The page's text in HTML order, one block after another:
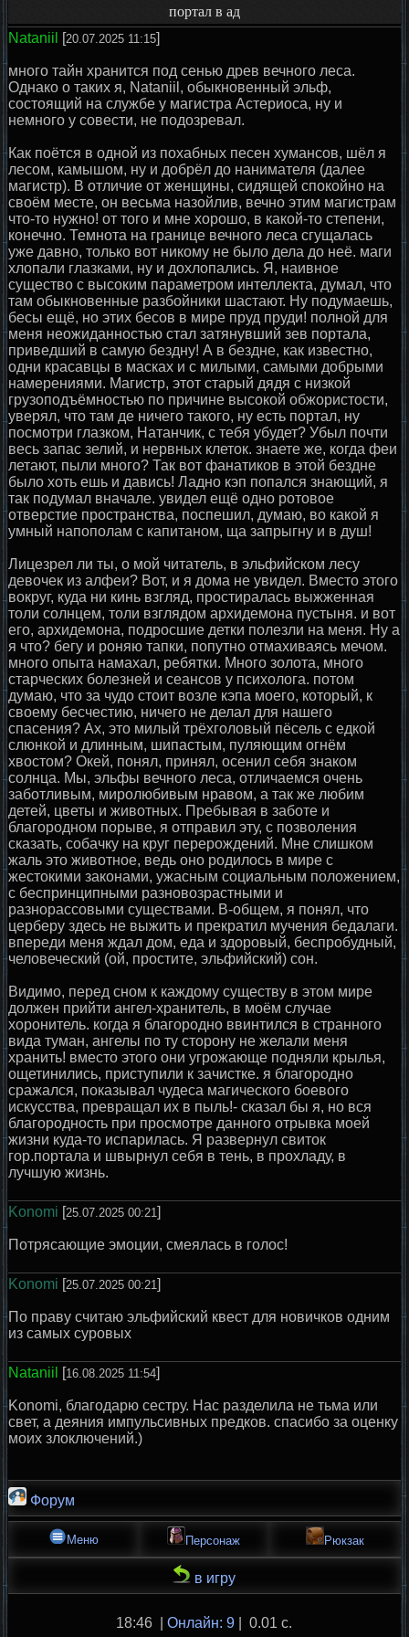
портал в ад
Nataniil
[20.07.2025 11:15]
много тайн хранится под сенью древ вечного леса.
Однако о таких я, Nataniil, обыкновенный эльф,
состоящий на службе у магистра Астериоса, ну и
немного у совести, не подозревал.
Как поётся в одной из похабных песен хумансов, шёл я
лесом, камышом, ну и добрёл до нанимателя (далее
магистр). В отличие от женщины, сидящей спокойно на
своём месте, он весьма назойлив, вечно этим магистрам
что-то нужно! от того и мне хорошо, в какой-то степени,
конечно. Темнота на границе вечного леса сгущалась
уже давно, только вот никому не было дела до неё. маги
хлопали глазками, ну и дохлопались. Я, наивное
существо с высоким параметром интеллекта, думал, что
там обыкновенные разбойники шастают. Ну подумаешь,
бесы ещё, но этих бесов в мире пруд пруди! полной для
меня неожиданностью стал затянувший зев портала,
приведший в самую бездну! А в бездне, как известно,
одни красавцы в масках и с милыми, самыми добрыми
намерениями. Магистр, этот старый дядя с низкой
грузоподъёмностью по причине высокой обжористости,
уверял, что там де ничего такого, ну есть портал, ну
посмотри глазком, Натанчик, с тебя убудет? Убыл почти
весь запас зелий, и нервных клеток. знаете же, когда феи
летают, пыли много? Так вот фанатиков в этой бездне
было хоть ешь и давись! Ладно кэп попался знающий, я
так подумал вначале. увидел ещё одно ротовое
отверстие пространства, поспешил, думаю, во какой я
умный напополам с капитаном, ща запрыгну и в душ!
Лицезрел ли ты, о мой читатель, в эльфийском лесу
девочек из алфеи? Вот, и я дома не увидел. Вместо этого
вокруг, куда ни кинь взгляд, простиралась выжженная
толи солнцем, толи взглядом архидемона пустыня. и вот
его, архидемона, подросшие детки полезли на меня. Ну а
я что? бегу и роняю тапки, попутно отмахиваясь мечом.
много опыта намахал, ребятки. Много золота, много
старческих болезней и сеансов у психолога. потом
думаю, что за чудо стоит возле кэпа моего, который, к
своему бесчестию, ничего не делал для нашего
спасения? Ах, это милый трёхголовый пёсель с едкой
слюнкой и длинным, шипастым, пуляющим огнём
хвостом? Окей, понял, принял, осенил себя знаком
солнца. Мы, эльфы вечного леса, отличаемся очень
заботливым, миролюбивым нравом, а так же любим
детей, цветы и животных. Пребывая в заботе и
благородном порыве, я отправил эту, с позволения
сказать, собачку на круг перерождений. Мне слишком
жаль это животное, ведь оно родилось в мире с
жестокими законами, ужасным социальным положением,
с беспринципными разновозрастными и
разнорассовыми существами. В-общем, я понял, что
церберу здесь не выжить и прекратил мучения бедалаги.
впереди меня ждал дом, еда и здоровый, беспробудный,
человеческий (ой, простите, эльфийский) сон.
Видимо, перед сном к каждому существу в этом мире
должен прийти ангел-хранитель, в моём случае
хоронитель. когда я благородно ввинтился в странного
вида туман, ангелы по ту сторону не желали меня
хранить! вместо этого они угрожающе подняли крылья,
ощетинились, приступили к зачистке. я благородно
сражался, показывал чудеса магического боевого
искусства, превращал их в пыль!- сказал бы я, но вся
благородность при просмотре данного отрывка моей
жизни куда-то испарилась. Я развернул свиток
гор.портала и швырнул себя в тень, в прохладу, в
лучшую жизнь.
Konomi [25.07.2025 00:21]
Потрясающие эмоции, смеялась в голос!
Konomi [25.07.2025 00:21]
По праву считаю эльфийский квест для новичков одним
из самых суровых
Nataniil [16.08.2025 11:54]
Konomi, благодарю сестру. Нас разделила не тьма или
свет, а деяния импульсивных предков. спасибо за оценку
моих злоключений.)
Форум
Меню Персонаж Рюкзак
в игру
18:46 |Онлайн: 9 | 0.01 с.